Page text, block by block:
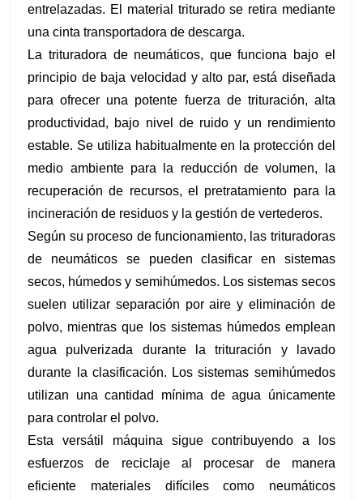
entrelazadas. El material triturado se retira mediante
una cinta transportadora de descarga.
La trituradora de neumáticos, que funciona bajo el
principio de baja velocidad y alto par, está diseñada
para ofrecer una potente fuerza de trituración, alta
productividad, bajo nivel de ruido y un rendimiento
estable. Se utiliza habitualmente en la protección del
medio ambiente para la reducción de volumen, la
recuperación de recursos, el pretratamiento para la
incineración de residuos y la gestión de vertederos.
Según su proceso de funcionamiento, las trituradoras
de neumáticos se pueden clasificar en sistemas
secos, húmedos y semihúmedos. Los sistemas secos
suelen utilizar separación por aire y eliminación de
polvo, mientras que los sistemas húmedos emplean
agua pulverizada durante la trituración y lavado
durante la clasificación. Los sistemas semihúmedos
utilizan una cantidad mínima de agua únicamente
para controlar el polvo.
Esta versátil máquina sigue contribuyendo a los
esfuerzos de reciclaje al procesar de manera
eficiente materiales difíciles como neumáticos